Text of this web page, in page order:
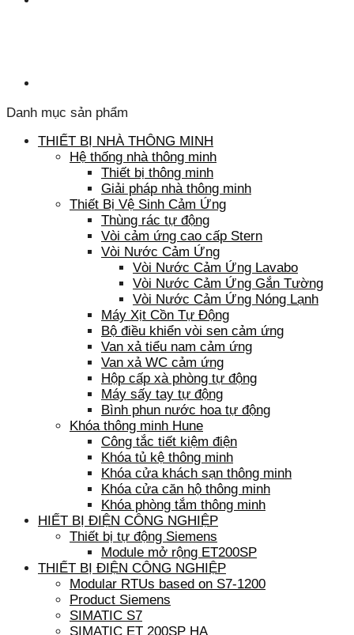
Danh mục sản phẩm
THIẾT BỊ NHÀ THÔNG MINH
Hệ thống nhà thông minh
Thiết bị thông minh
Giải pháp nhà thông minh
Thiết Bị Vệ Sinh Cảm Ứng
Thùng rác tự động
Vòi cảm ứng cao cấp Stern
Vòi Nước Cảm Ứng
Vòi Nước Cảm Ứng Lavabo
Vòi Nước Cảm Ứng Gắn Tường
Vòi Nước Cảm Ứng Nóng Lạnh
Máy Xịt Cồn Tự Động
Bộ điều khiển vòi sen cảm ứng
Van xả tiểu nam cảm ứng
Van xả WC cảm ứng
Hộp cấp xà phòng tự động
Máy sấy tay tự động
Bình phun nước hoa tự động
Khóa thông minh Hune
Công tắc tiết kiệm điện
Khóa tủ kệ thông minh
Khóa cửa khách sạn thông minh
Khóa cửa căn hộ thông minh
Khóa phòng tắm thông minh
HIẾT BỊ ĐIỆN CÔNG NGHIỆP
Thiết bị tự động Siemens
Module mở rộng ET200SP
THIẾT BỊ ĐIỆN CÔNG NGHIỆP
Modular RTUs based on S7-1200
Product Siemens
SIMATIC S7
SIMATIC ET 200SP HA